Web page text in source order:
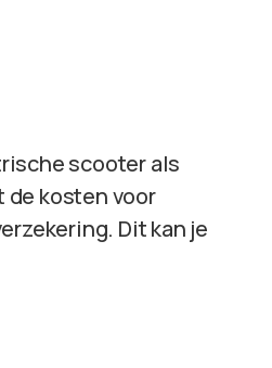
scooter als
de kosten voor
Dit kan je